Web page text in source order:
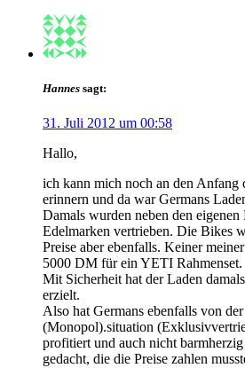
Hannes sagt:
31. Juli 2012 um 00:58
Hallo,
ich kann mich noch an den Anfang
erinnern und da war Germans
Damals wurden neben den eigenen
Edelmarken vertrieben. Die Bikes
Preise aber ebenfalls. Keiner
5000 DM für ein YETI Rahmenset.
Mit Sicherheit hat der Laden
erzielt.
Also hat Germans ebenfalls von
(Monopol).situation
profitiert und auch nicht
gedacht, die die Preise zahlen